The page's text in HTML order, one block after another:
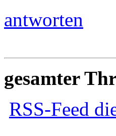
antworten
gesamter
RSS-Feed